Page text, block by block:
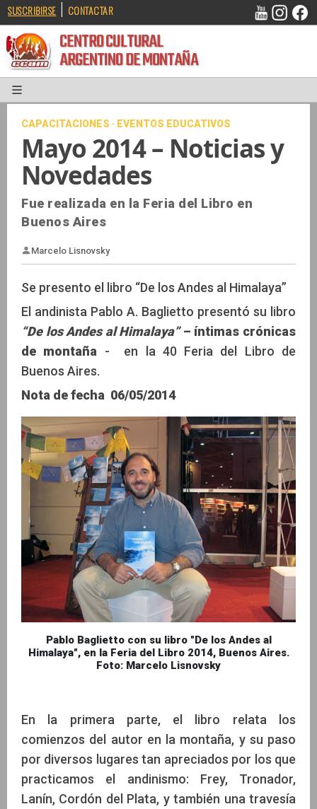
SUSCRIBIRSE | CONTACTAR
CENTRO CULTURAL
ARGENTINO DE MONTAÑA
CAPACITACIONES · EVENTOS EDUCATIVOS
Mayo 2014 – Noticias y
Novedades
Fue realizada en la Feria del Libro en
Buenos Aires
Marcelo Lisnovsky
Se presento el libro “De los Andes al Himalaya”
El andinista Pablo A. Baglietto presentó su libro
“De los Andes al Himalaya”– íntimas crónicas
de montaña - en la 40 Feria del Libro de
Buenos Aires.
Nota de fecha 06/05/2014
Pablo Baglietto con su libro "De los Andes al
Himalaya", en la Feria del Libro 2014, Buenos Aires.
Foto: Marcelo Lisnovsky
En la primera parte, el libro relata los
comienzos del autor en la montaña, y su paso
por diversos lugares tan apreciados por los que
practicamos el andinismo: Frey, Tronador,
Lanín, Cordón del Plata, y también una travesía